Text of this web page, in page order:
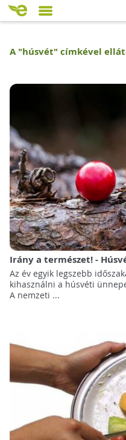
A "húsvét" címkével
Irány a természet! -
Az év egyik legszebb
kihasználni a húsvéti
A nemzeti ...